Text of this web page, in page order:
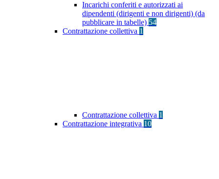
Incarichi conferiti e autorizzati ai
dipendenti (dirigenti e non dirigenti) (da
pubblicare in tabelle) 54
Contrattazione collettiva 1
Contrattazione collettiva 1
Contrattazione integrativa 10